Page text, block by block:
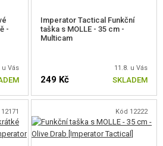
PRO POUZDRA
NA PISTOLE
ZBRANĚ
-
u Vás
Imperator Tactical Funkční
taška s MOLLE - 35 cm -
Multicam
11.8. u Vás
249 Kč SKLADEM
Kód 12222